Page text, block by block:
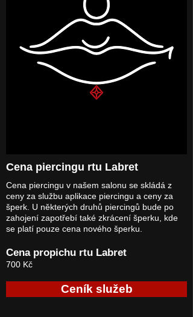
Cena piercingu rtu Labret
Cena piercingu v našem salonu se skládá z
ceny za službu aplikace piercingu a ceny za
šperk. U některých druhů piercingů bude po
zahojení zapotřebí také zkrácení šperku, kde
se platí pouze cena nového šperku.
Cena propichu rtu Labret
700 Kč
Ceník služeb